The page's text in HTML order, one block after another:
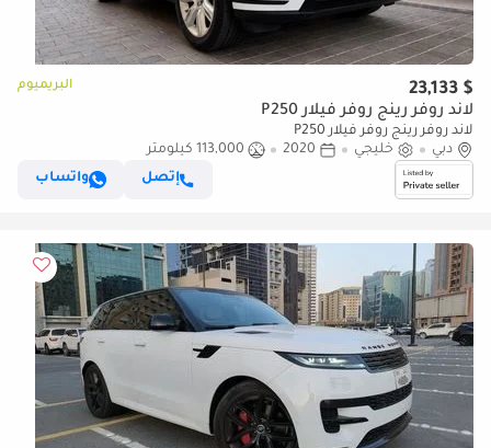
$ 23,133 البريميوم
لاند روفر رينج روفر فيلار P250
لاند روفر رينج روفر فيلار P250
دبي
خليجي 2020
113,000 كيلومتر
إتصل
واتساب